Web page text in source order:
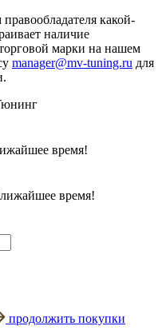
какой-
наличие
марки на нашем
manager@mv-tuning.ru для
время!
время!
продолжить покупки